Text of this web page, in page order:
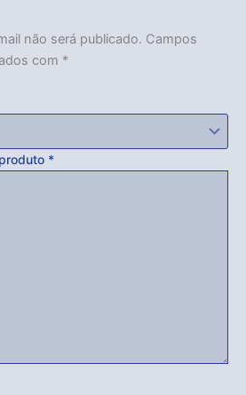
não será publicado. Campos
com *
*